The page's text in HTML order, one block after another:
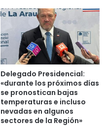
Delegado Presidencial:
«durante los próximos días
se pronostican bajas
temperaturas e incluso
nevadas en algunos
sectores de la Región»